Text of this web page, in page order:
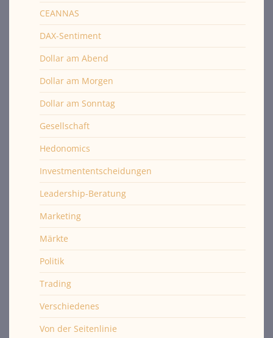
CEANNAS
DAX-Sentiment
Dollar am Abend
Dollar am Morgen
Dollar am Sonntag
Gesellschaft
Hedonomics
Investmententscheidungen
Leadership-Beratung
Marketing
Märkte
Politik
Trading
Verschiedenes
Von der Seitenlinie